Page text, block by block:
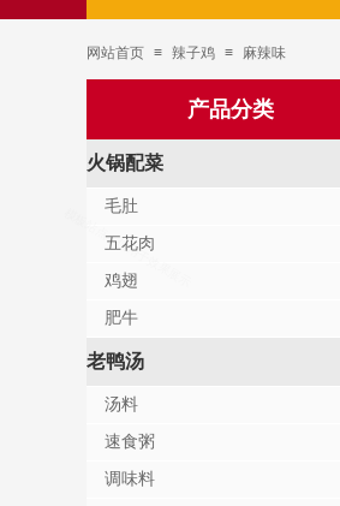
网站首页 ≡ 辣子鸡 ≡ 麻辣味
产品分类
火锅配菜
毛肚
五花肉
鸡翅
肥牛
老鸭汤
汤料
速食粥
调味料